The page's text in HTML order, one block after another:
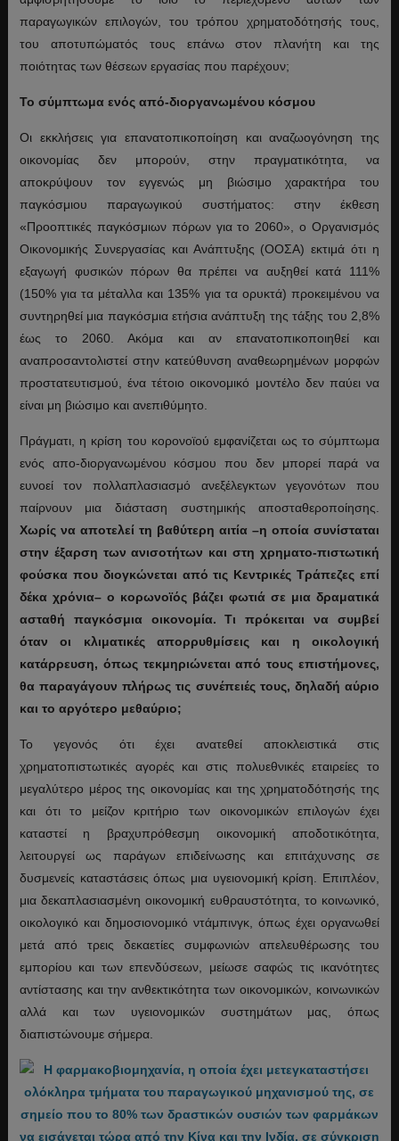
παραγωγικών επιλογών, του τρόπου χρηματοδότησής τους,
του αποτυπώματός τους επάνω στον πλανήτη και της
ποιότητας των θέσεων εργασίας που παρέχουν;
Το σύμπτωμα ενός από-διοργανωμένου κόσμου
Οι εκκλήσεις για επανατοπικοποίηση και αναζωογόνηση της
οικονομίας δεν μπορούν, στην πραγματικότητα, να
αποκρύψουν τον εγγενώς μη βιώσιμο χαρακτήρα του
παγκόσμιου παραγωγικού συστήματος: στην έκθεση
«Προοπτικές παγκόσμιων πόρων για το 2060», ο Οργανισμός
Οικονομικής Συνεργασίας και Ανάπτυξης (ΟΟΣΑ) εκτιμά ότι η
εξαγωγή φυσικών πόρων θα πρέπει να αυξηθεί κατά 111%
(150% για τα μέταλλα και 135% για τα ορυκτά) προκειμένου να
συντηρηθεί μια παγκόσμια ετήσια ανάπτυξη της τάξης του 2,8%
έως το 2060. Ακόμα και αν επανατοπικοποιηθεί και
αναπροσαντολιστεί στην κατεύθυνση αναθεωρημένων μορφών
προστατευτισμού, ένα τέτοιο οικονομικό μοντέλο δεν παύει να
είναι μη βιώσιμο και ανεπιθύμητο.
Πράγματι, η κρίση του κορονοϊού εμφανίζεται ως το σύμπτωμα
ενός απο-διοργανωμένου κόσμου που δεν μπορεί παρά να
ευνοεί τον πολλαπλασιασμό ανεξέλεγκτων γεγονότων που
παίρνουν μια διάσταση συστημικής αποσταθεροποίησης.
Χωρίς να αποτελεί τη βαθύτερη αιτία ­–η οποία συνίσταται
στην έξαρση των ανισοτήτων και στη χρηματο-πιστωτική
φούσκα που διογκώνεται από τις Κεντρικές Τράπεζες επί
δέκα χρόνια– ο κορωνοϊός βάζει φωτιά σε μια δραματικά
ασταθή παγκόσμια οικονομία. Τι πρόκειται να συμβεί
όταν οι κλιματικές απορρυθμίσεις και η οικολογική
κατάρρευση, όπως τεκμηριώνεται από τους επιστήμονες,
θα παραγάγουν πλήρως τις συνέπειές τους, δηλαδή αύριο
και το αργότερο μεθαύριο;
Το γεγονός ότι έχει ανατεθεί αποκλειστικά στις
χρηματοπιστωτικές αγορές και στις πολυεθνικές εταιρείες το
μεγαλύτερο μέρος της οικονομίας και της χρηματοδότησής της
και ότι το μείζον κριτήριο των οικονομικών επιλογών έχει
καταστεί η βραχυπρόθεσμη οικονομική αποδοτικότητα,
λειτουργεί ως παράγων επιδείνωσης και επιτάχυνσης σε
δυσμενείς καταστάσεις όπως μια υγειονομική κρίση. Επιπλέον,
μια δεκαπλασιασμένη οικονομική ευθραυστότητα, το κοινωνικό,
οικολογικό και δημοσιονομικό ντάμπινγκ, όπως έχει οργανωθεί
μετά από τρεις δεκαετίες συμφωνιών απελευθέρωσης του
εμπορίου και των επενδύσεων, μείωσε σαφώς τις ικανότητες
αντίστασης και την ανθεκτικότητα των οικονομικών, κοινωνικών
αλλά και των υγειονομικών συστημάτων μας, όπως
διαπιστώνουμε σήμερα.